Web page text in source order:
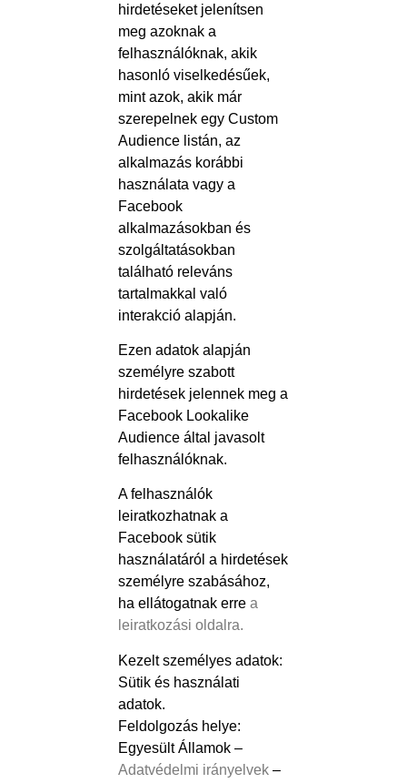
hirdetéseket jelenítsen
meg azoknak a
felhasználóknak, akik
hasonló viselkedésűek,
mint azok, akik már
szerepelnek egy Custom
Audience listán, az
alkalmazás korábbi
használata vagy a
Facebook
alkalmazásokban és
szolgáltatásokban
található releváns
tartalmakkal való
interakció alapján.
Ezen adatok alapján
személyre szabott
hirdetések jelennek meg a
Facebook Lookalike
Audience által javasolt
felhasználóknak.
A felhasználók
leiratkozhatnak a
Facebook sütik
használatáról a hirdetések
személyre szabásához,
ha ellátogatnak erre a
leiratkozási oldalra.
Kezelt személyes adatok:
Sütik és használati
adatok.
Feldolgozás helye:
Egyesült Államok –
Adatvédelmi irányelvek –